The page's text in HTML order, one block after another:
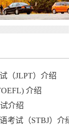
（JLPT）介绍
介绍
介绍
考试（STBJ）介